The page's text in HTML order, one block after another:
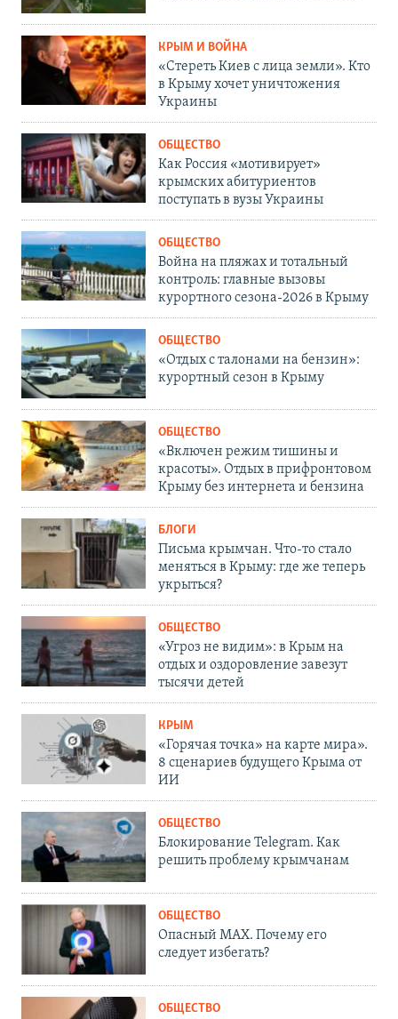
КРЫМ И ВОЙНА
«Стереть Киев с лица земли». Кто
в Крыму хочет уничтожения
Украины
ОБЩЕСТВО
Как Россия «мотивирует»
крымских абитуриентов
поступать в вузы Украины
ОБЩЕСТВО
Война на пляжах и тотальный
контроль: главные вызовы
курортного сезона-2026 в Крыму
ОБЩЕСТВО
«Отдых с талонами на бензин»:
курортный сезон в Крыму
ОБЩЕСТВО
«Включен режим тишины и
красоты». Отдых в прифронтовом
Крыму без интернета и бензина
БЛОГИ
Письма крымчан. Что-то стало
меняться в Крыму: где же теперь
укрыться?
ОБЩЕСТВО
«Угроз не видим»: в Крым на
отдых и оздоровление завезут
тысячи детей
КРЫМ
«Горячая точка» на карте мира».
8 сценариев будущего Крыма от
ИИ
ОБЩЕСТВО
Блокирование Telegram. Как
решить проблему крымчанам
ОБЩЕСТВО
Опасный MAX. Почему его
следует избегать?
ОБЩЕСТВО